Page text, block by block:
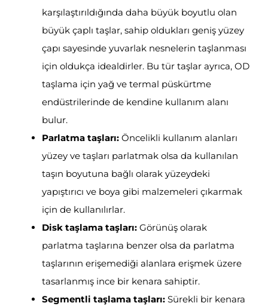
karşılaştırıldığında daha büyük boyutlu olan
büyük çaplı taşlar, sahip oldukları geniş yüzey
çapı sayesinde yuvarlak nesnelerin taşlanması
için oldukça idealdirler. Bu tür taşlar ayrıca, OD
taşlama için yağ ve termal püskürtme
endüstrilerinde de kendine kullanım alanı
bulur.
Parlatma taşları:Öncelikli kullanım alanları
yüzey ve taşları parlatmak olsa da kullanılan
taşın boyutuna bağlı olarak yüzeydeki
yapıştırıcı ve boya gibi malzemeleri çıkarmak
için de kullanılırlar.
Disk taşlama taşları:Görünüş olarak
parlatma taşlarına benzer olsa da parlatma
taşlarının erişemediği alanlara erişmek üzere
tasarlanmış ince bir kenara sahiptir.
Segmentli taşlama taşları:Sürekli bir kenara